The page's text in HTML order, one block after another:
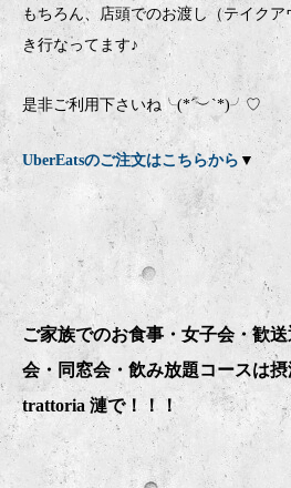
もちろん、店頭でのお渡し（テイクア
き行なってます♪
是非ご利用下さいね╰(*´︶`*)╯♡
UberEatsのご注文はこちらから ▼
ご家族でのお食事・女子会・歓
会・同窓会・飲み放題コースは
trattoria 漣で！！！